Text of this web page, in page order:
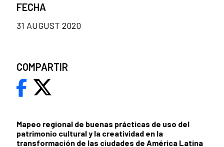
Mapeo regional de buenas prácticas de uso del
patrimonio cultural y la creatividad en la
transformación de las ciudades de América Latina
FECHA
31 AUGUST 2020
COMPARTIR